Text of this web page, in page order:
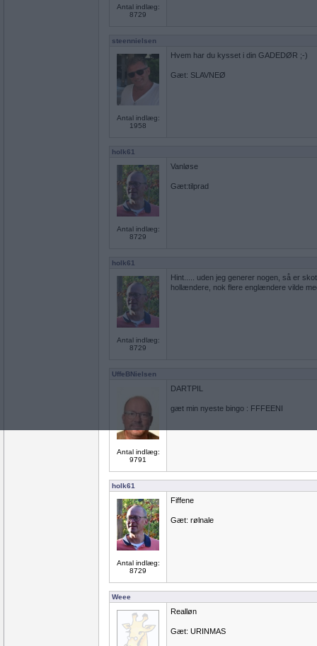
Antal indlæg:
8729
steennielsen
Antal indlæg:
1958
Hvem har du kysset i din GADEDØR ;-)
Gæt: SLAVNEØ
holk61
Antal indlæg:
8729
Vanløse
Gæt:tilprad
holk61
Antal indlæg:
8729
Hint..... uden jeg generer nogen, så er
hollændere, nok flere englændere vilde
UffeBNielsen
Antal indlæg:
9791
DARTPIL
gæt min nyeste bingo : FFFEENI
holk61
Antal indlæg:
8729
Fiffene
Gæt: rølnale
Weee
Realløn
Gæt: URINMAS